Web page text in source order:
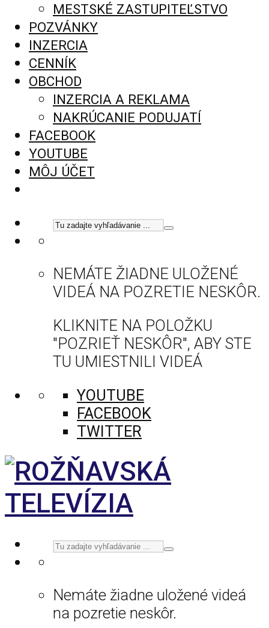
MESTSKÉ ZASTUPITEĽSTVO
POZVÁNKY
INZERCIA
CENNÍK
OBCHOD
INZERCIA A REKLAMA
NAKRÚCANIE PODUJATÍ
FACEBOOK
YOUTUBE
MÔJ ÚČET
NEMÁTE ŽIADNE ULOŽENÉ
VIDEÁ NA POZRETIE NESKÔR.
KLIKNITE NA POLOŽKU
"POZRIEŤ NESKÔR", ABY STE
TU UMIESTNILI VIDEÁ
YOUTUBE
FACEBOOK
TWITTER
Nemáte žiadne uložené videá
na pozretie neskôr.